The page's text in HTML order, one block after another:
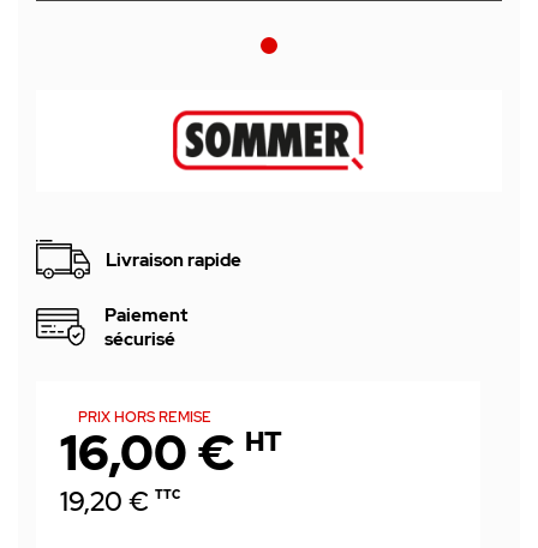
Livraison rapide
Paiement
sécurisé
PRIX HORS REMISE
16,00 € HT
19,20 € TTC